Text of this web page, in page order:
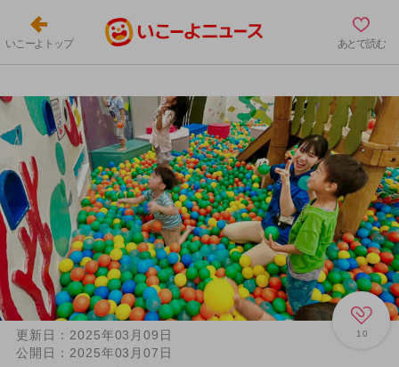
いこーよトップ あとで読む
10
更新日： 2025年03月09日
公開日： 2025年03月07日